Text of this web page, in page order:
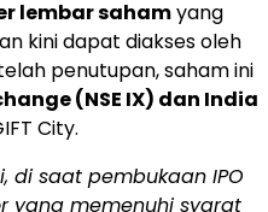
lembar sahamyang
kini dapat diakses oleh
penutupan, saham ini
(NSE IX) dan India
City.
di saat pembukaan IPO
yang memenuhi syarat